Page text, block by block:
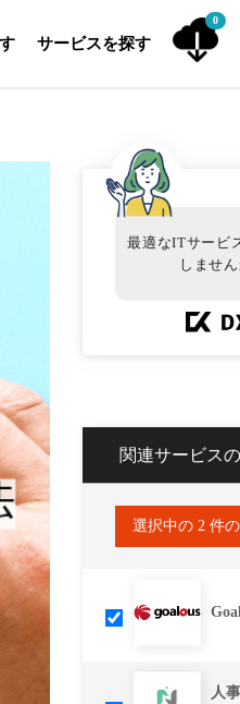
サービスを探す
0
最適なITサービ
しません
関連サービス
選択中の 2 件
人